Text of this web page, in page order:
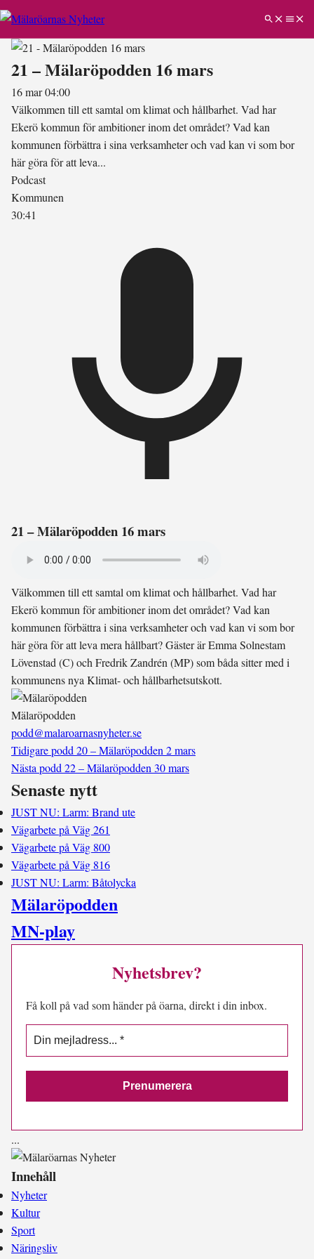
21 – Mälaröpodden 16 mars
16 mar 04:00
Välkommen till ett samtal om klimat och hållbarhet. Vad har
Ekerö kommun för ambitioner inom det området? Vad kan
kommunen förbättra i sina verksamheter och vad kan vi som bor
här göra för att leva...
Podcast
Kommunen
30:41
21 – Mälaröpodden 16 mars
Välkommen till ett samtal om klimat och hållbarhet. Vad har
Ekerö kommun för ambitioner inom det området? Vad kan
kommunen förbättra i sina verksamheter och vad kan vi som bor
här göra för att leva mera hållbart? Gäster är Emma Solnestam
Lövenstad (C) och Fredrik Zandrén (MP) som båda sitter med i
kommunens nya Klimat- och hållbarhetsutskott.
Mälaröpodden
podd@malaroarnasnyheter.se
Tidigare podd 20 – Mälaröpodden 2 mars
Nästa podd 22 – Mälaröpodden 30 mars
Senaste nytt
JUST NU: Larm: Brand ute
Vägarbete på Väg 261
Vägarbete på Väg 800
Vägarbete på Väg 816
JUST NU: Larm: Båtolycka
Mälaröpodden
MN-play
Nyhetsbrev?
Få koll på vad som händer på öarna, direkt i din inbox.
...
Innehåll
Nyheter
Kultur
Sport
Näringsliv